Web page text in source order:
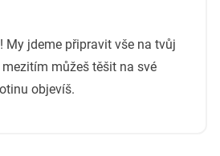
My jdeme připravit vše na tvůj
můžeš těšit na své
objevíš.